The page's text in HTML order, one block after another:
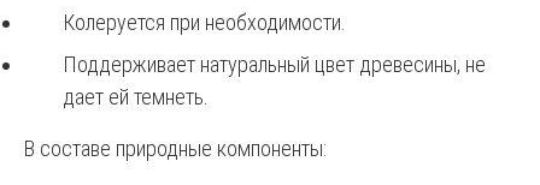
Колеруется при необходимости.
Поддерживает натуральный цвет древесины, не
дает ей темнеть.
В составе природные компоненты: